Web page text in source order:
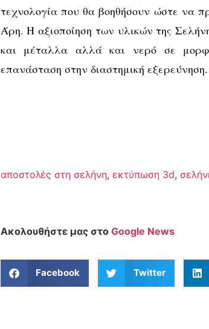
τεχνολογία που θα βοηθήσουν ώστε να
Άρη. Η αξιοποίηση των υλικών της
και μέταλλα αλλά και νερό σε
επανάσταση στην διαστημική εξερεύνηση.
αποστολές στη σελήνη, εκτύπωση 3d,
Ακολουθήστε μας στο Google News
Facebook Twitter